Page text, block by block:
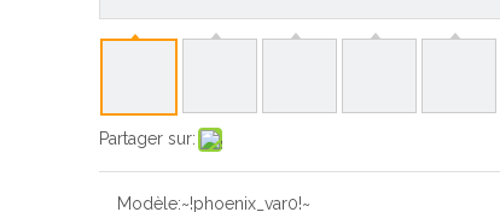
Partager sur:
Modèle:~!phoenix_var0!~